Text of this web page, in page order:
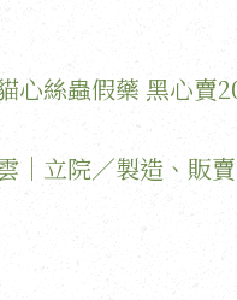
心絲蟲假藥 黑心賣
｜立院／製造、販